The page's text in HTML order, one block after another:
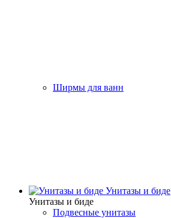
Ширмы для ванн
Унитазы и биде
Унитазы и биде
Подвесные унитазы